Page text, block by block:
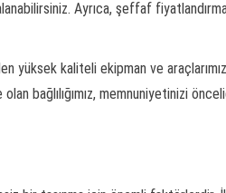
Ayrıca, şeffaf
yüksek kaliteli ekipman ve
bağlılığımız, memnuniyetinizi